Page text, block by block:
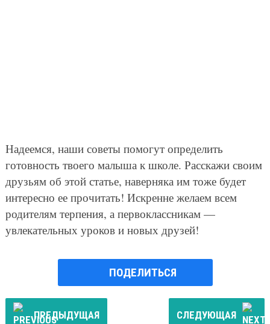
Надеемся, наши советы помогут определить
готовность твоего малыша к школе. Расскажи своим
друзьям об этой статье, наверняка им тоже будет
интересно ее прочитать! Искренне желаем всем
родителям терпения, а первоклассникам —
увлекательных уроков и новых друзей!
ПОДЕЛИТЬСЯ
ПРЕДЫДУЩАЯ СЛЕДУЮЩАЯ